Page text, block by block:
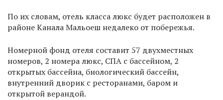
По их словам, отель класса люкс будет расположен в
районе Канала Мальоеш недалеко от побережья.
Номерной фонд отеля составит 57 двухместных
номеров, 2 номера люкс, СПА с бассейном, 2
открытых бассейна, биологический бассейн,
внутренний дворик с ресторанами, баром и
открытой верандой.